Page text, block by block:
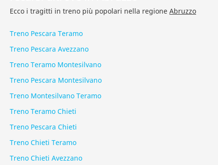
Ecco i tragitti in treno più popolari nella regione Abruzzo
Treno Pescara Teramo
Treno Pescara Avezzano
Treno Teramo Montesilvano
Treno Pescara Montesilvano
Treno Montesilvano Teramo
Treno Teramo Chieti
Treno Pescara Chieti
Treno Chieti Teramo
Treno Chieti Avezzano